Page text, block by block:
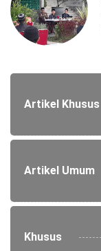
Artikel Khusus
Artikel Umum
Khusus